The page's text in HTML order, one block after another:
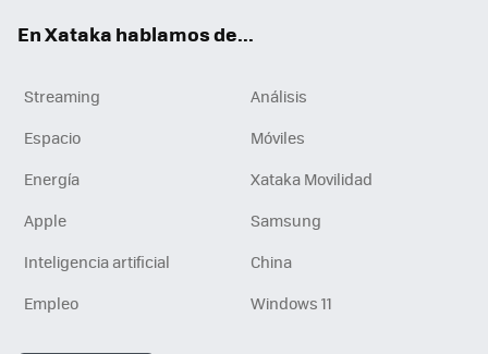
En Xataka hablamos de...
Streaming
Análisis
Espacio
Móviles
Energía
Xataka Movilidad
Apple
Samsung
Inteligencia artificial
China
Empleo
Windows 11